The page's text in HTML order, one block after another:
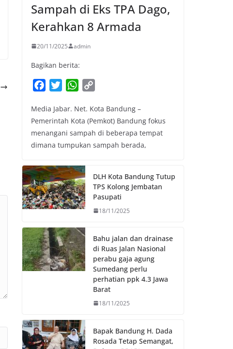
Sampah di Eks TPA Dago,
Kerahkan 8 Armada
20/11/2025 admin
Bagikan berita:
c
e
b
o
k
i
t
t
e
W
a
t
s
A
p
p
y
L
i
k
Media Jabar. Net. Kota Bandung –
Pemerintah Kota (Pemkot) Bandung fokus
menangani sampah di beberapa tempat
dimana tumpukan sampah berada,
DLH Kota Bandung Tutup
TPS Kolong Jembatan
Pasupati
18/11/2025
Bahu jalan dan drainase
di Ruas Jalan Nasional
perabu gaja agung
Sumedang perlu
perhatian ppk 4.3 Jawa
Barat
18/11/2025
Bapak Bandung H. Dada
Rosada Tetap Semangat,